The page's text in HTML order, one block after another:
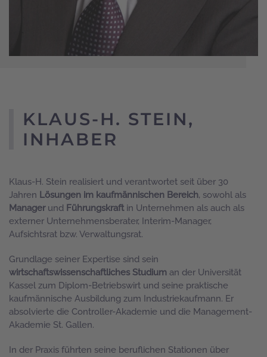
KLAUS-H. STEIN,
INHABER
Klaus-H. Stein realisiert und verantwortet seit über 30
Jahren Lösungen im kaufmännischen Bereich, sowohl als
Managerund Führungskraftin Unternehmen als auch als
externer Unternehmensberater, Interim-Manager,
Aufsichtsrat bzw. Verwaltungsrat.
Grundlage seiner Expertise sind sein
wirtschaftswissenschaftliches Studium an der Universität
Kassel zum Diplom-Betriebswirt und seine praktische
kaufmännische Ausbildung zum Industriekaufmann. Er
absolvierte die Controller-Akademie und die Management-
Akademie St. Gallen.
In der Praxis führten seine beruflichen Stationen über